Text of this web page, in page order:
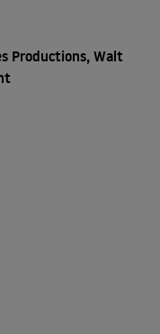
Productions, Walt